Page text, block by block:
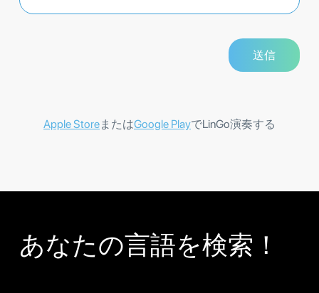
Apple StoreまたはGoogle PlayでLinGo演奏する
あなたの言語を検索！